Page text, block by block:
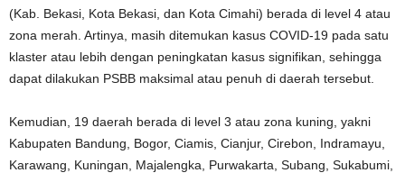
(Kab. Bekasi, Kota Bekasi, dan Kota Cimahi) berada di level 4 atau
zona merah. Artinya, masih ditemukan kasus COVID-19 pada satu
klaster atau lebih dengan peningkatan kasus signifikan, sehingga
dapat dilakukan PSBB maksimal atau penuh di daerah tersebut.
Kemudian, 19 daerah berada di level 3 atau zona kuning, yakni
Kabupaten Bandung, Bogor, Ciamis, Cianjur, Cirebon, Indramayu,
Karawang, Kuningan, Majalengka, Purwakarta, Subang, Sukabumi,